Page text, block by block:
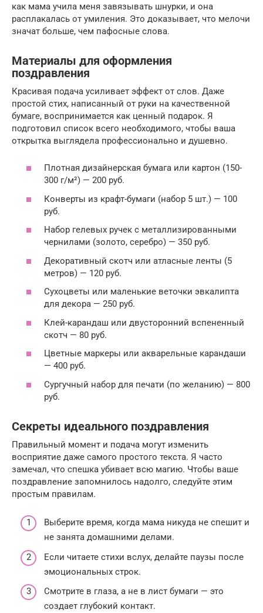
как мама учила меня завязывать шнурки, и она
расплакалась от умиления. Это доказывает, что мелочи
значат больше, чем пафосные слова.
Материалы для оформления
поздравления
Красивая подача усиливает эффект от слов. Даже
простой стих, написанный от руки на качественной
бумаге, воспринимается как ценный подарок. Я
подготовил список всего необходимого, чтобы ваша
открытка выглядела профессионально и душевно.
Плотная дизайнерская бумага или картон (150-
300 г/м²) — 200 руб.
Конверты из крафт-бумаги (набор 5 шт.) — 100
руб.
Набор гелевых ручек с металлизированными
чернилами (золото, серебро) — 350 руб.
Декоративный скотч или атласные ленты (5
метров) — 120 руб.
Сухоцветы или маленькие веточки эвкалипта
для декора — 250 руб.
Клей-карандаш или двусторонний вспененный
скотч — 80 руб.
Цветные маркеры или акварельные карандаши
— 400 руб.
Сургучный набор для печати (по желанию) — 800
руб.
Секреты идеального поздравления
Правильный момент и подача могут изменить
восприятие даже самого простого текста. Я часто
замечал, что спешка убивает всю магию. Чтобы ваше
поздравление запомнилось надолго, следуйте этим
простым правилам.
Выберите время, когда мама никуда не спешит и
не занята домашними делами.
Если читаете стихи вслух, делайте паузы после
эмоциональных строк.
Смотрите в глаза, а не в лист бумаги — это
создает глубокий контакт.